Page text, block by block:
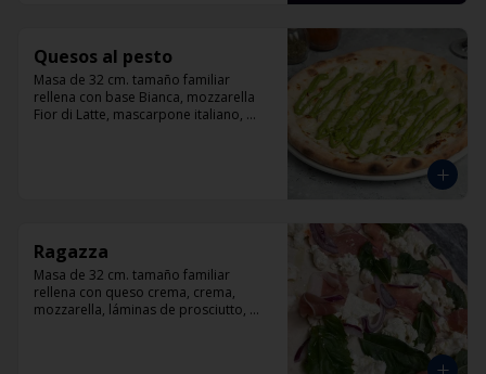
Quesos al pesto
Masa de 32 cm. tamaño familiar
rellena con base Bianca, mozzarella
Fior di Latte, mascarpone italiano,
Ragazza
Masa de 32 cm. tamaño familiar
rellena con queso crema, crema,
mozzarella, láminas de prosciutto,